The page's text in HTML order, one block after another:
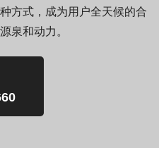
方式，成为用户全天候的合
泉和动力。